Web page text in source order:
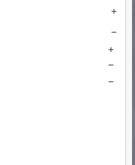




